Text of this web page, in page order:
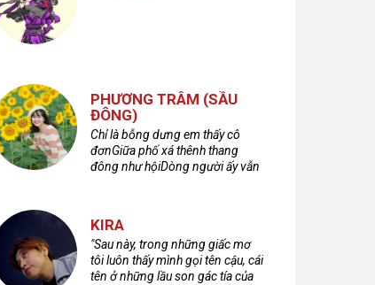
PHƯƠNG TRÂM (SẦU
ĐÔNG)
Chỉ là bỗng dưng em thấy cô
đơnGiữa phố xá thênh thang
đông như hộiDòng người ấy vẫn
KIRA
"Sau này, trong những giấc mơ
tôi luôn thấy mình gọi tên cậu, cái
tên ở những lầu son gác tía của